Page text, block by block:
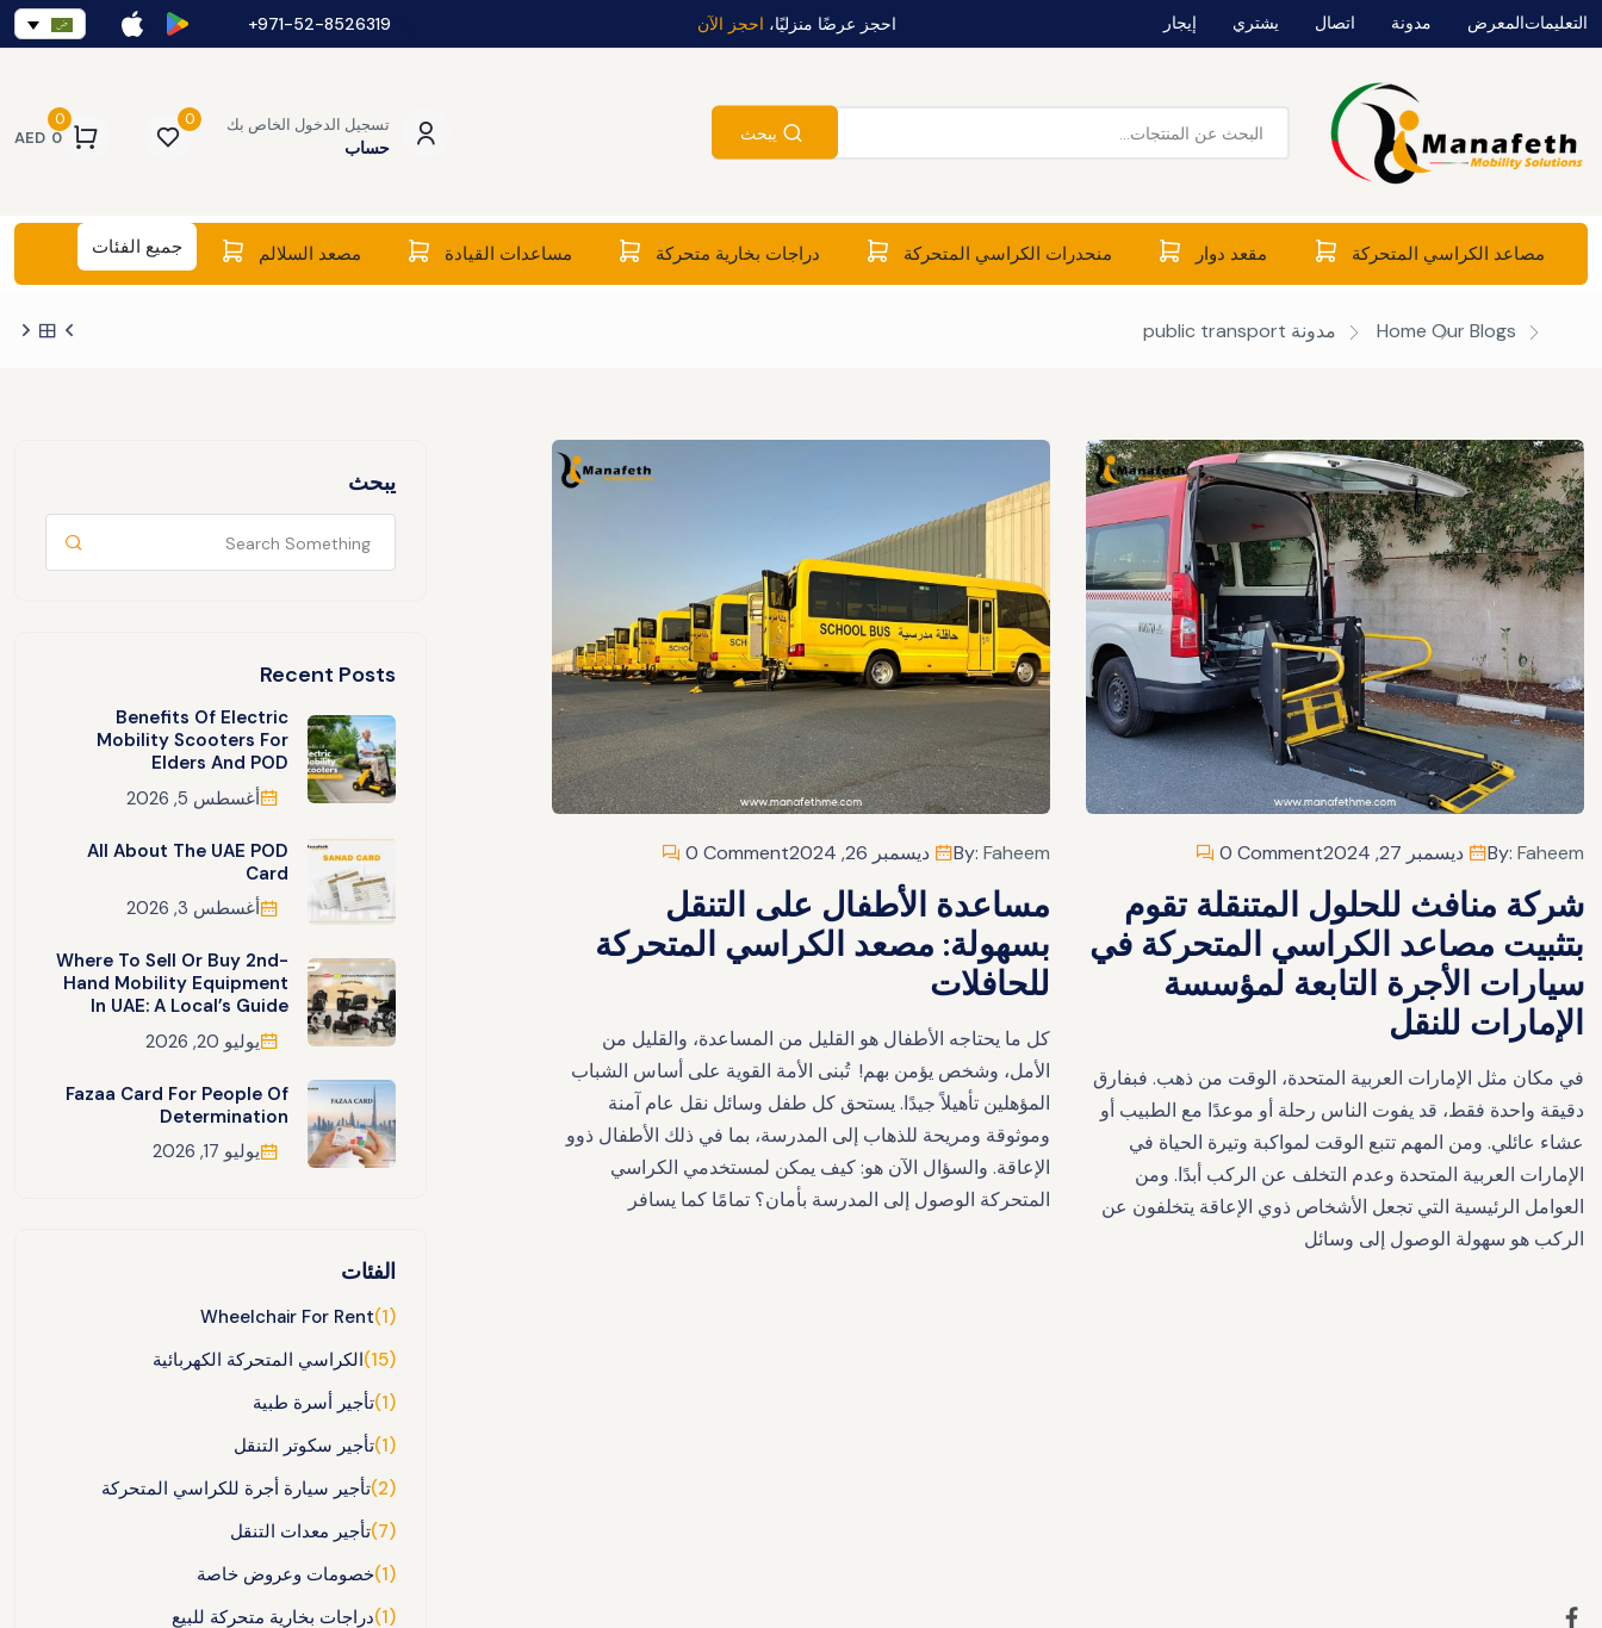
التعليماتالمعرض مدونة اتصال يشتري إيجار احجز عرضًا منزليًا، احجز الآن
يبحث تسجيل الدخول الخاص بك
حساب
0
0
AED 0
مصاعد الكراسي المتحركة مقعد دوار منحدرات الكراسي المتحركة دراجات بخارية متحركة مساعدات القيادة مصعد السلالم جميع الفئات
Home Our Blogs مدونة
By: Faheem ديسمبر 27, 2024 0 Comment
شركة منافث للحلول المتنقلة تقوم
بتثبيت مصاعد الكراسي المتحركة في
سيارات الأجرة التابعة لمؤسسة
الإمارات للنقل
في مكان مثل الإمارات العربية المتحدة، الوقت من ذهب. فبفارق
دقيقة واحدة فقط، قد يفوت الناس رحلة أو موعدًا مع الطبيب أو
عشاء عائلي. ومن المهم تتبع الوقت لمواكبة وتيرة الحياة في
الإمارات العربية المتحدة وعدم التخلف عن الركب أبدًا. ومن
العوامل الرئيسية التي تجعل الأشخاص ذوي الإعاقة يتخلفون عن
الركب هو سهولة الوصول إلى وسائل
By: Faheem ديسمبر 26, 2024 0 Comment
مساعدة الأطفال على التنقل
بسهولة: مصعد الكراسي المتحركة
للحافلات
كل ما يحتاجه الأطفال هو القليل من المساعدة، والقليل من
الأمل، وشخص يؤمن بهم! تُبنى الأمة القوية على أساس الشباب
المؤهلين تأهيلاً جيدًا. يستحق كل طفل وسائل نقل عام آمنة
وموثوقة ومريحة للذهاب إلى المدرسة، بما في ذلك الأطفال ذوو
الإعاقة. والسؤال الآن هو: كيف يمكن لمستخدمي الكراسي
المتحركة الوصول إلى المدرسة بأمان؟ تمامًا كما يسافر
يبحث
Recent Posts
Benefits Of Electric
Mobility Scooters For
Elders And POD
أغسطس 5, 2026
All About The UAE POD
Card
أغسطس 3, 2026
Where To Sell Or Buy 2nd-
Hand Mobility Equipment
In UAE: A Local’s Guide
يوليو 20, 2026
Fazaa Card For People Of
Determination
يوليو 17, 2026
الفئات
Wheelchair For Rent
(1)
الكراسي المتحركة الكهربائية
(15)
تأجير أسرة طبية
(1)
تأجير سكوتر التنقل
(1)
تأجير سيارة أجرة للكراسي المتحركة
(2)
تأجير معدات التنقل
(7)
خصومات وعروض خاصة
(1)
دراجات بخارية متحركة للبيع
(1)